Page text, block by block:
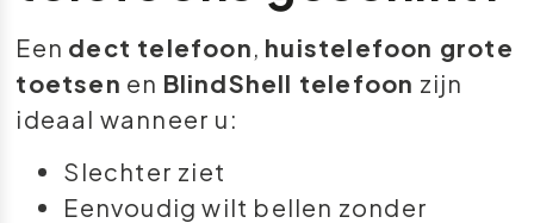
Een dect telefoon, huistelefoon grote
toetsen en BlindShell telefoon zijn
ideaal wanneer u:
Slechter ziet
Eenvoudig wilt bellen zonder